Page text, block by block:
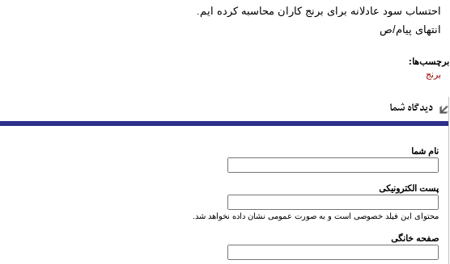
احتساب سود عادلانه برای برنج کاران محاسبه کرده ایم.
انتهای پیام/ص
برچسب‌ها:
برنج
دیدگاه شما
نام شما
پست الکترونیکی
محتوای این فیلد خصوصی است و به صورت عمومی نشان داده نخواهد شد.
صفحه خانگی